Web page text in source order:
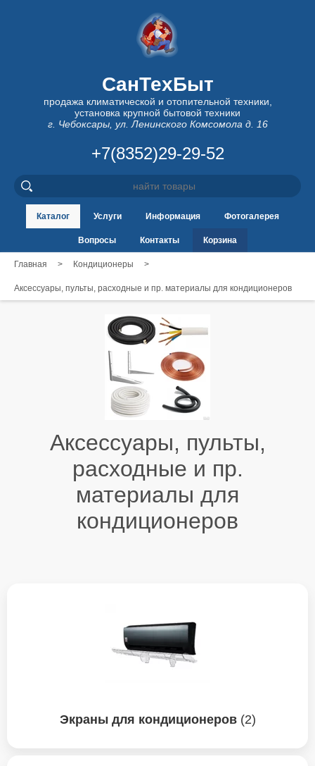
СанТехБыт
продажа климатической и отопительной техники,
установка крупной бытовой техники
г. Чебоксары, ул. Ленинского Комсомола д. 16
+7(8352)29-29-52
Каталог Услуги Информация Фотогалерея
Вопросы Контакты Корзина
Главная > Кондиционеры >
Аксессуары, пульты, расходные и пр. материалы для кондиционеров
Аксессуары, пульты,
расходные и пр.
материалы для
кондиционеров
Экраны для кондиционеров(2)